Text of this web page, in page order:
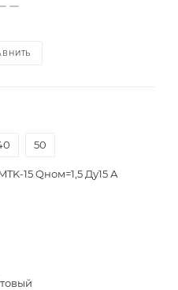
50
15 Qном=1,5 Ду15 А